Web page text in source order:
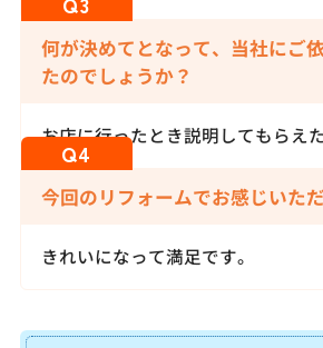
何が決めてとなって、当社にご
たのでしょうか？
お店に行ったとき説明してもらえた
今回のリフォームでお感じいた
きれいになって満足です。